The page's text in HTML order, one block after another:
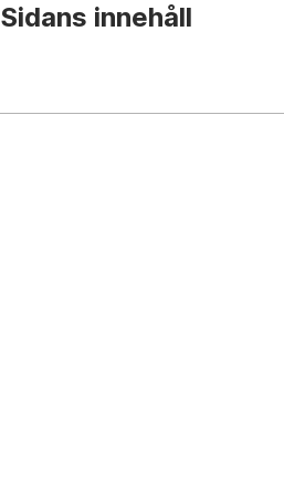
Sidans innehåll